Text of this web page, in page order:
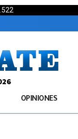
OPINIONES